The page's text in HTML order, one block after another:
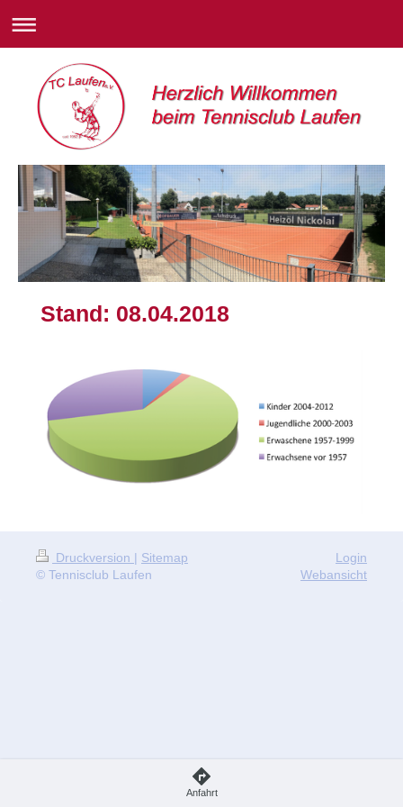
Stand: 08.04.2018
Druckversion | Sitemap
© Tennisclub Laufen
Login
Webansicht
Anfahrt